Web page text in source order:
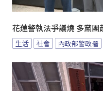
花蓮警執法爭議燒 多黨團
生活 社會 內政部警政署